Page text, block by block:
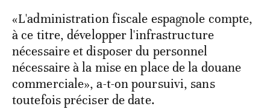
«L'administration fiscale espagnole compte,
à ce titre, développer l'infrastructure
nécessaire et disposer du personnel
nécessaire à la mise en place de la douane
commerciale», a-t-on poursuivi, sans
toutefois préciser de date.